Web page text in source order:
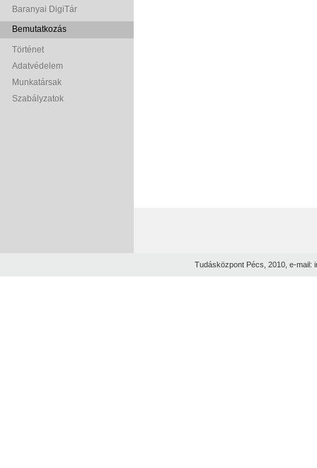
Baranyai DigiTár
Bemutatkozás
Történet
Adatvédelem
Munkatársak
Szabályzatok
Tudásközpont Pécs, 2010, e-mail: